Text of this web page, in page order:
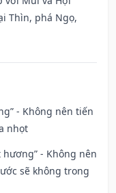
Thìn, phá Ngọ,
- Không nên tiến
nhọt
- Không nên
sẽ không trong